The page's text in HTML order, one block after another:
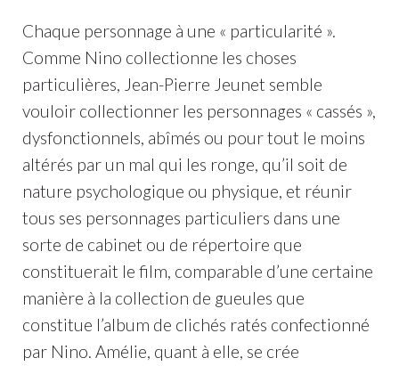
Chaque personnage à une « particularité ».
Comme Nino collectionne les choses
particulières, Jean-Pierre Jeunet semble
vouloir collectionner les personnages « cassés »,
dysfonctionnels, abîmés ou pour tout le moins
altérés par un mal qui les ronge, qu’il soit de
nature psychologique ou physique, et réunir
tous ses personnages particuliers dans une
sorte de cabinet ou de répertoire que
constituerait le film, comparable d’une certaine
manière à la collection de gueules que
constitue l’album de clichés ratés confectionné
par Nino. Amélie, quant à elle, se crée